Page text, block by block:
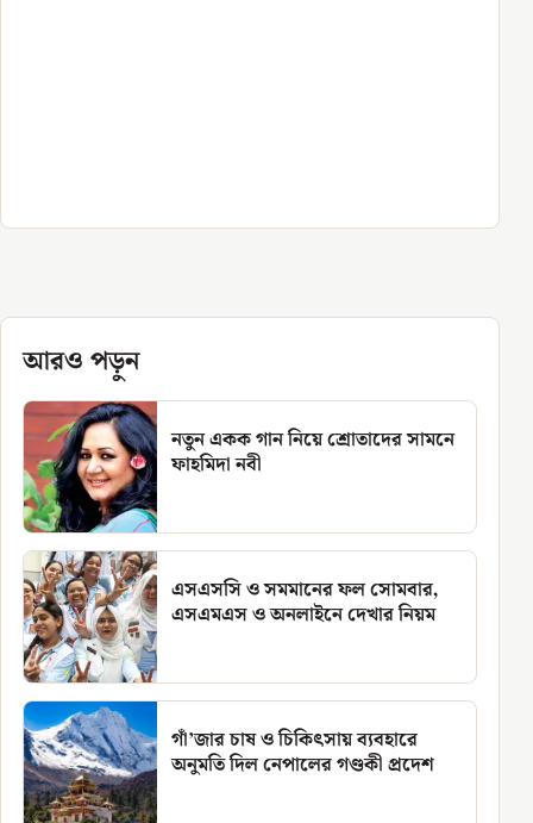
আরও পড়ুন
নতুন একক গান নিয়ে শ্রোতাদের সামনে
ফাহমিদা নবী
এসএসসি ও সমমানের ফল সোমবার,
এসএমএস ও অনলাইনে দেখার নিয়ম
গাঁ’জার চাষ ও চিকিৎসায় ব্যবহারে
অনুমতি দিল নেপালের গণ্ডকী প্রদেশ